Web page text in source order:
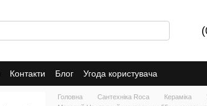
Контакти Блог Угода користувача
Головна Сантехніка Roca Кераміка